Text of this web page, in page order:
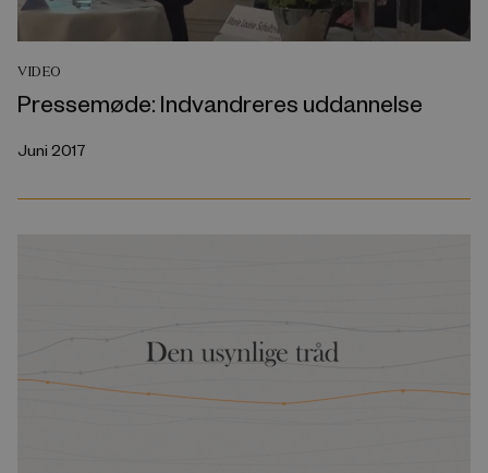
VIDEO
Pressemøde: Indvandreres uddannelse
Juni 2017